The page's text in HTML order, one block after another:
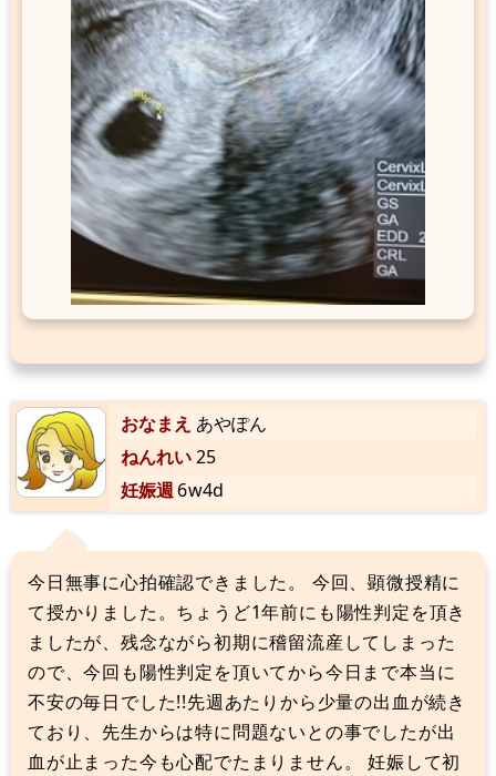
おなまえ あやぽん
ねんれい25
妊娠週6w4d
今日無事に心拍確認できました。 今回、顕微授精に
て授かりました。ちょうど1年前にも陽性判定を頂き
ましたが、残念ながら初期に稽留流産してしまった
ので、今回も陽性判定を頂いてから今日まで本当に
不安の毎日でした!!先週あたりから少量の出血が続き
ており、先生からは特に問題ないとの事でしたが出
血が止まった今も心配でたまりません。 妊娠して初